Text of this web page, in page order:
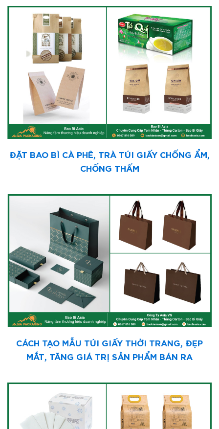
ĐẶT BAO BÌ CÀ PHÊ, TRÀ TÚI GIẤY CHỐNG ẨM,
CHỐNG THẤM
CÁCH TẠO MẪU TÚI GIẤY THỜI TRANG, ĐẸP
MẮT, TĂNG GIÁ TRỊ SẢN PHẨM BÁN RA